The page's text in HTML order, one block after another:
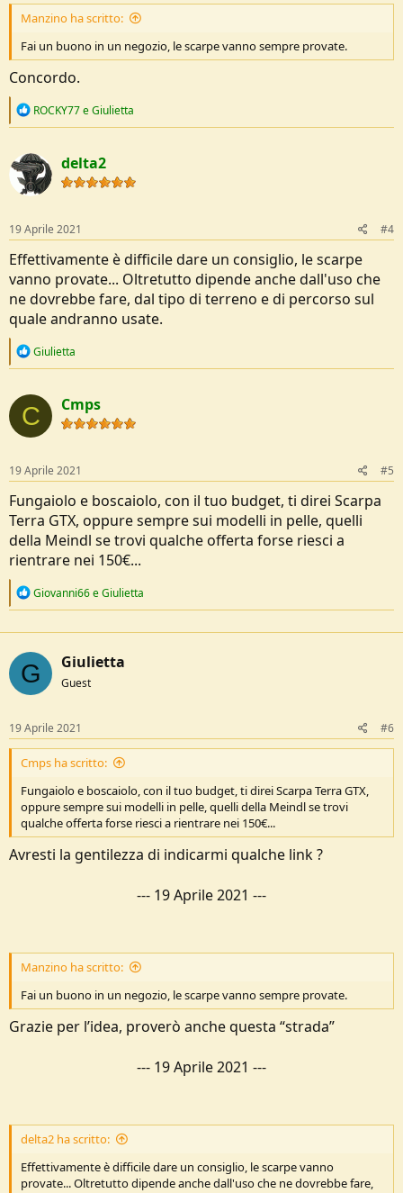
Manzino ha scritto:
Fai un buono in un negozio, le scarpe vanno sempre provate.
Concordo.
R
c
t
i
o
s
:
ROCKY77eGiulietta
delta2
19 Aprile 2021 #4
Effettivamente è difficile dare un consiglio, le scarpe
vanno provate... Oltretutto dipende anche dall'uso che
ne dovrebbe fare, dal tipo di terreno e di percorso sul
quale andranno usate.
R
c
t
i
o
s
:
Giulietta
C Cmps
19 Aprile 2021 #5
Fungaiolo e boscaiolo, con il tuo budget, ti direi Scarpa
Terra GTX, oppure sempre sui modelli in pelle, quelli
della Meindl se trovi qualche offerta forse riesci a
rientrare nei 150€...
R
c
t
i
o
n
Giovanni66eGiulietta
G Giulietta
Guest
19 Aprile 2021 #6
Cmps ha scritto:
Fungaiolo e boscaiolo, con il tuo budget, ti direi Scarpa Terra GTX,
oppure sempre sui modelli in pelle, quelli della Meindl se trovi
qualche offerta forse riesci a rientrare nei 150€...
Avresti la gentilezza di indicarmi qualche link ?
--- 19 Aprile 2021 ---
Manzino ha scritto:
Fai un buono in un negozio, le scarpe vanno sempre provate.
Grazie per l’idea, proverò anche questa “strada”
--- 19 Aprile 2021 ---
delta2 ha scritto:
Effettivamente è difficile dare un consiglio, le scarpe vanno
provate... Oltretutto dipende anche dall'uso che ne dovrebbe fare,